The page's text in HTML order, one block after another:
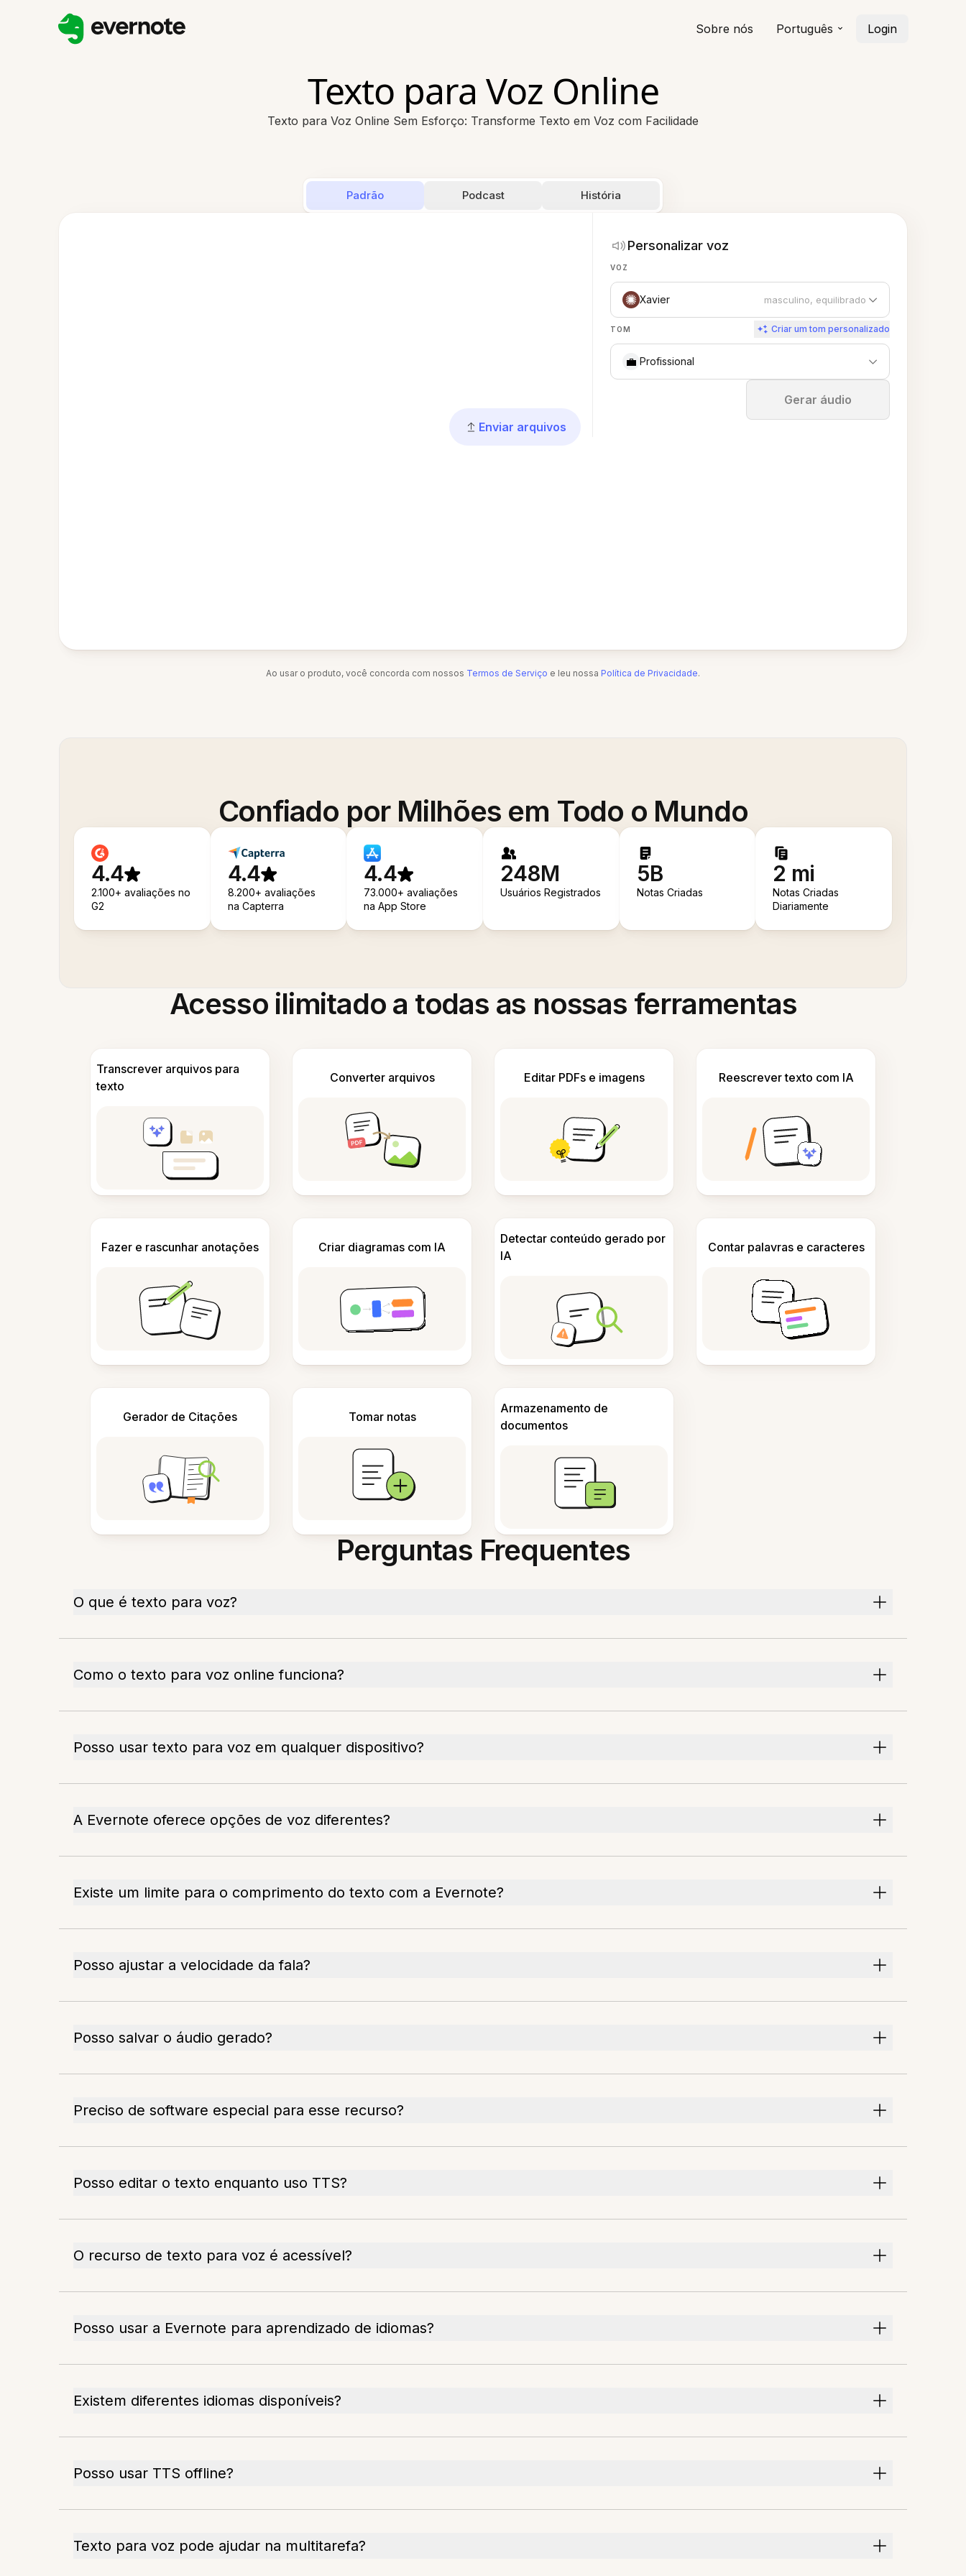
Sobre nós Português Login
Texto para Voz Online
Texto para Voz Online Sem Esforço: Transforme Texto em Voz com Facilidade
Padrão Podcast História
Enviar arquivos
Personalizar voz
VOZ
Xavier masculino, equilibrado
TOM Criar um tom personalizado
💼 Profissional
Gerar áudio
Parar
Ao usar o produto, você concorda com nossos Termos de Serviço e leu nossa Política de Privacidade.
Confiado por Milhões em Todo o Mundo
4.4
2.100+ avaliações no
G2
4.4
8.200+ avaliações
na Capterra
4.4
73.000+ avaliações
na App Store
248M
Usuários Registrados
5B
Notas Criadas
2 mi
Notas Criadas
Diariamente
Acesso ilimitado a todas as nossas ferramentas
Transcrever arquivos para
texto
Converter arquivos Editar PDFs e imagens Reescrever texto com IA
Fazer e rascunhar anotações Criar diagramas com IA
Detectar conteúdo gerado por
IA
Contar palavras e caracteres
Gerador de Citações Tomar notas
Armazenamento de
documentos
Perguntas Frequentes
O que é texto para voz?
Como o texto para voz online funciona?
Posso usar texto para voz em qualquer dispositivo?
A Evernote oferece opções de voz diferentes?
Existe um limite para o comprimento do texto com a Evernote?
Posso ajustar a velocidade da fala?
Posso salvar o áudio gerado?
Preciso de software especial para esse recurso?
Posso editar o texto enquanto uso TTS?
O recurso de texto para voz é acessível?
Posso usar a Evernote para aprendizado de idiomas?
Existem diferentes idiomas disponíveis?
Posso usar TTS offline?
Texto para voz pode ajudar na multitarefa?